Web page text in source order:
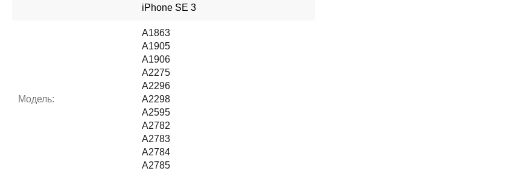
iPhone SE 3
Модель:
A1863
A1905
A1906
A2275
A2296
A2298
A2595
A2782
A2783
A2784
A2785